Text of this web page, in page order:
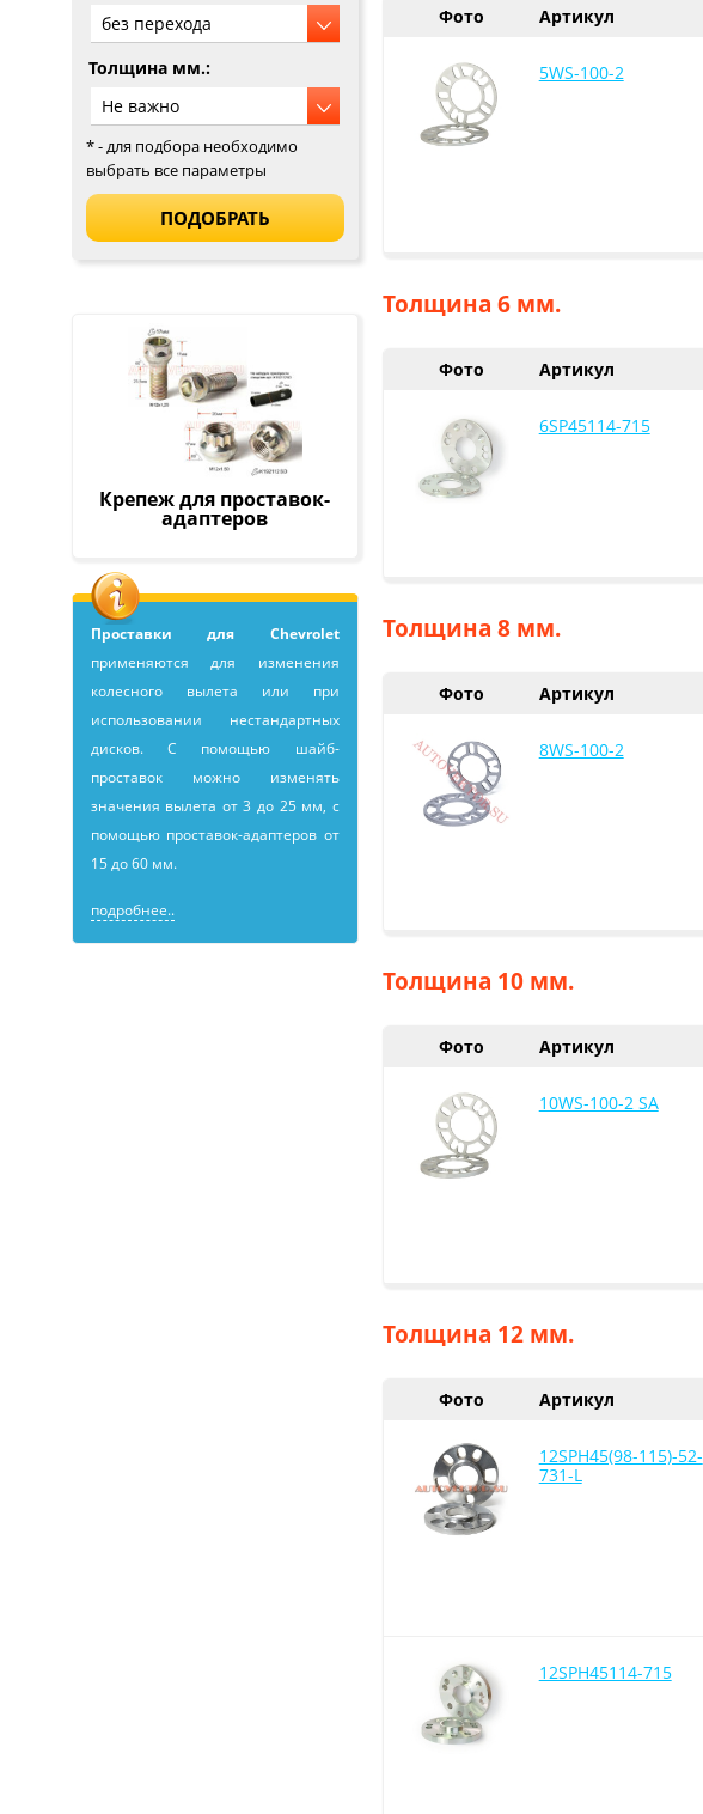
Толщина мм.:
* - для подбора необходимо
выбрать все параметры
Крепеж для проставок-
адаптеров
Проставки для Chevrolet
применяютcя для изменения
колесного вылета или при
использовании нестандартных
дисков. С помощью шайб-
проставок можно изменять
значения вылета от 3 до 25 мм, с
помощью проставок-адаптеров от
15 до 60 мм.
подробнее..
Фото Артикул
5WS-100-2
Толщина 6 мм.
Фото Артикул
6SP45114-715
Толщина 8 мм.
Фото Артикул
8WS-100-2
Толщина 10 мм.
Фото Артикул
10WS-100-2 SA
Толщина 12 мм.
Фото Артикул
12SPH45(98-115)-52-
731-L
12SPH45114-715